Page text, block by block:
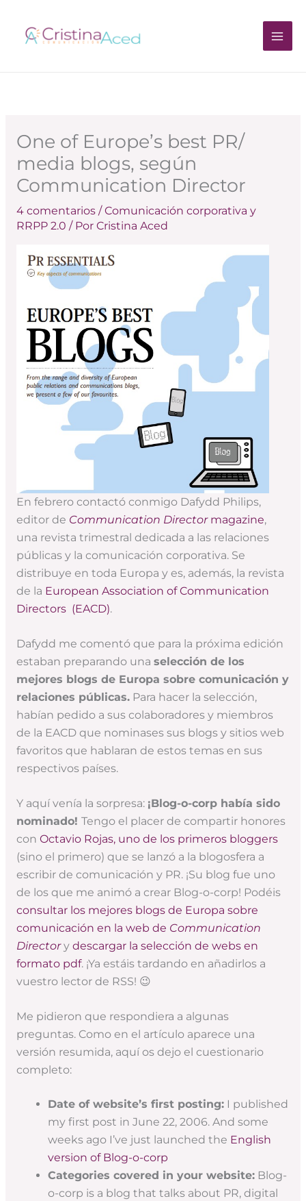
contenido
One of Europe’s best PR/
media blogs, según
Communication Director
4 comentarios /Comunicación corporativa y
RRPP 2.0 / Por Cristina Aced
En febrero contactó conmigo Dafydd Philips,
editor de Communication Directormagazine,
una revista trimestral dedicada a las relaciones
públicas y la comunicación corporativa. Se
distribuye en toda Europa y es, además, la revista
de la European Association of Communication
Directors (EACD).
Dafydd me comentó que para la próxima edición
estaban preparando una selección de los
mejores blogs de Europa sobre comunicación y
relaciones públicas.Para hacer la selección,
habían pedido a sus colaboradores y miembros
de la EACD que nominases sus blogs y sitios web
favoritos que hablaran de estos temas en sus
respectivos países.
Y aquí venía la sorpresa: ¡Blog-o-corp había sido
nominado! Tengo el placer de compartir honores
con Octavio Rojas, uno de los primeros bloggers
(sino el primero) que se lanzó a la blogosfera a
escribir de comunicación y PR. ¡Su blog fue uno
de los que me animó a crear Blog-o-corp! Podéis
consultar los mejores blogs de Europa sobre
comunicación en la web de Communication
Directory descargar la selección de webs en
formato pdf. ¡Ya estáis tardando en añadirlos a
vuestro lector de RSS! 😉
Me pidieron que respondiera a algunas
preguntas. Como en el artículo aparece una
versión resumida, aquí os dejo el cuestionario
completo:
Date of website’s first posting: I published
my first post in June 22, 2006. And some
weeks ago I’ve just launched the English
version of Blog-o-corp
Categories covered in your website: Blog-
o-corp is a blog that talks about PR, digital